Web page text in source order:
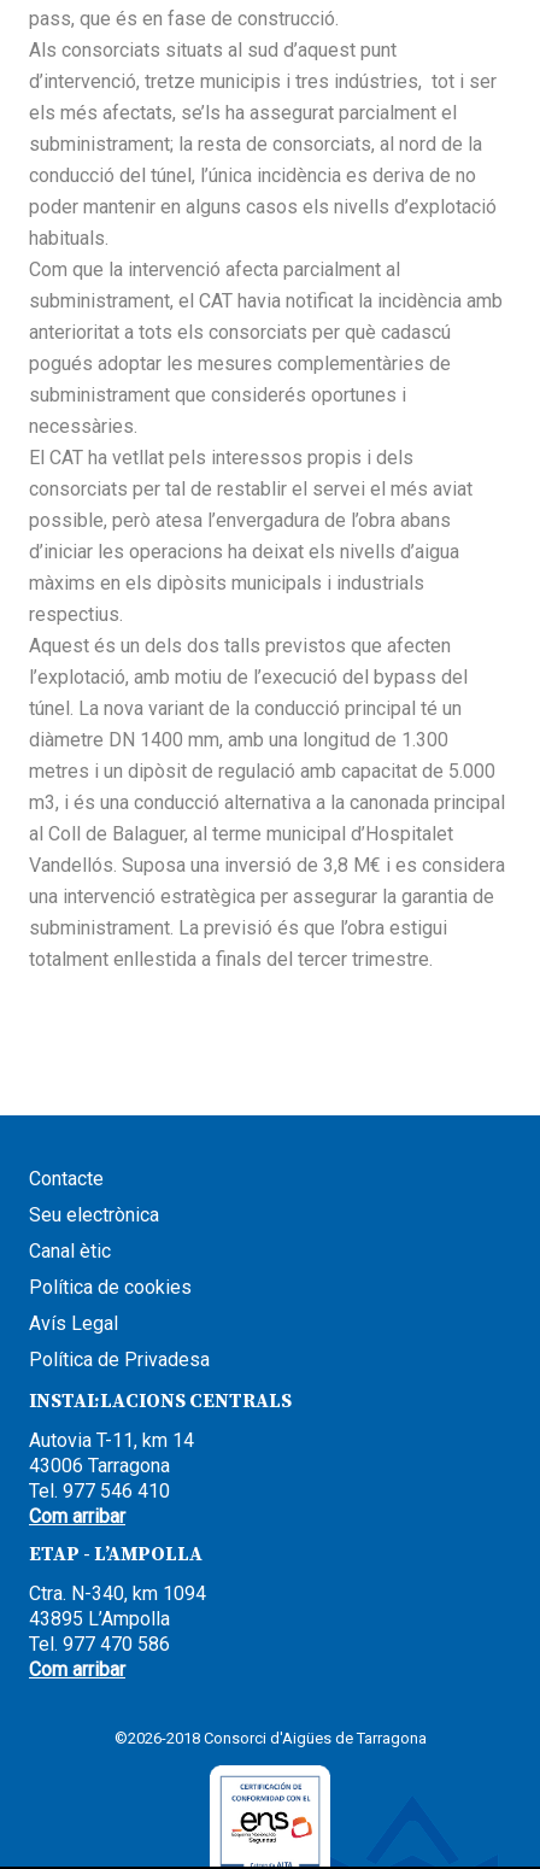
pass, que és en fase de construcció.
Als consorciats situats al sud d’aquest punt
d’intervenció, tretze municipis i tres indústries, tot i ser
els més afectats, se’ls ha assegurat parcialment el
subministrament; la resta de consorciats, al nord de la
conducció del túnel, l’única incidència es deriva de no
poder mantenir en alguns casos els nivells d’explotació
habituals.
Com que la intervenció afecta parcialment al
subministrament, el CAT havia notificat la incidència amb
anterioritat a tots els consorciats per què cadascú
pogués adoptar les mesures complementàries de
subministrament que considerés oportunes i
necessàries.
El CAT ha vetllat pels interessos propis i dels
consorciats per tal de restablir el servei el més aviat
possible, però atesa l’envergadura de l’obra abans
d’iniciar les operacions ha deixat els nivells d’aigua
màxims en els dipòsits municipals i industrials
respectius.
Aquest és un dels dos talls previstos que afecten
l’explotació, amb motiu de l’execució del bypass del
túnel. La nova variant de la conducció principal té un
diàmetre DN 1400 mm, amb una longitud de 1.300
metres i un dipòsit de regulació amb capacitat de 5.000
m3, i és una conducció alternativa a la canonada principal
al Coll de Balaguer, al terme municipal d’Hospitalet
Vandellós. Suposa una inversió de 3,8 M€ i es considera
una intervenció estratègica per assegurar la garantia de
subministrament. La previsió és que l’obra estigui
totalment enllestida a finals del tercer trimestre.
Contacte
Seu electrònica
Canal ètic
Política de cookies
Avís Legal
Política de Privadesa
INSTAL·LACIONS CENTRALS
Autovia T-11, km 14
43006 Tarragona
Tel. 977 546 410
Com arribar
ETAP - L’AMPOLLA
Ctra. N-340, km 1094
43895 L’Ampolla
Tel. 977 470 586
Com arribar
©2026-2018 Consorci d'Aigües de Tarragona